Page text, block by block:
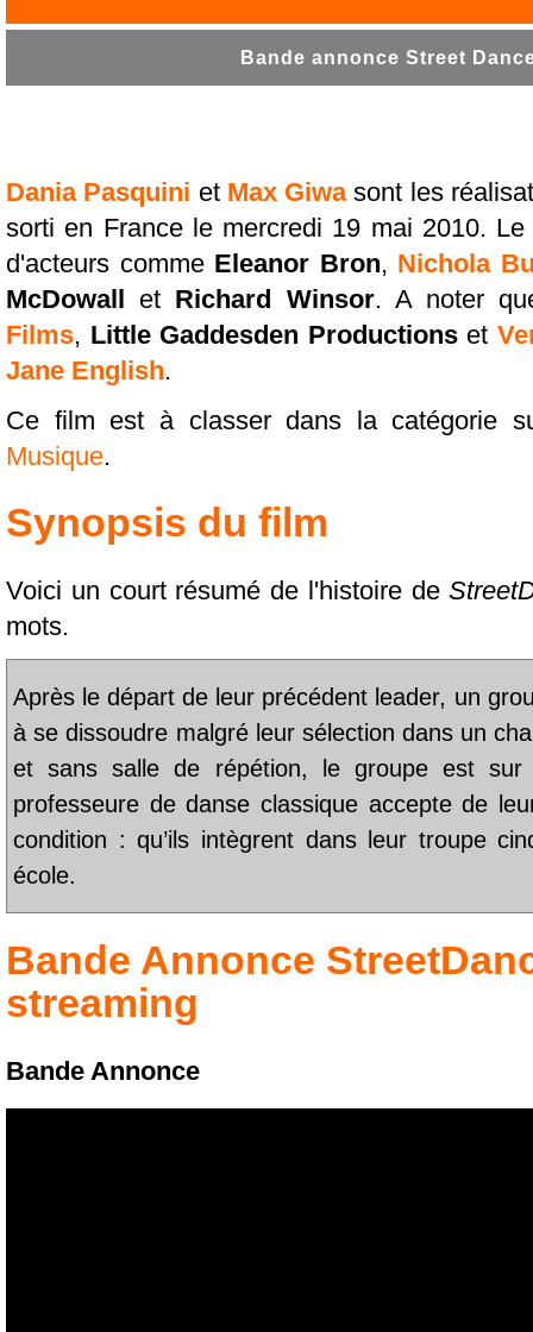
Bande annonce Street
Dania Pasquini et Max Giwasont les
sorti en France le mercredi 19 mai 2010.
d'acteurs comme Eleanor Bron, Nichola
McDowall
et Richard Winsor. A noter
Films, Little Gaddesden Productionset
Jane English.
Ce film est à classer dans la catégorie
Musique.
Synopsis du film
Voici un court résumé de l'histoire de
mots.
Après le départ de leur précédent leader, un
à se dissoudre malgré leur sélection dans un
et sans salle de répétion, le groupe est sur
professeure de danse classique accepte de
condition : qu’ils intègrent dans leur troupe
école.
Bande Annonce
streaming
Bande Annonce